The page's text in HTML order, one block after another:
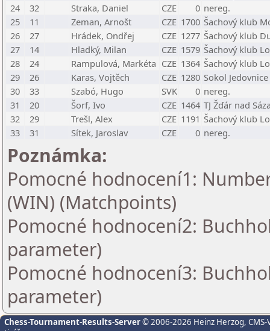
24
32 Straka, Daniel CZE 0 nereg.
25
11 Zeman, Arnošt CZE 1700 Šachový klub
26
27 Hrádek, Ondřej CZE 1277 Šachový klub
27
14 Hladký, Milan CZE 1579 Šachový klub
28
24 Rampulová, Markéta CZE 1364 Šachový klub
29
26 Karas, Vojtěch CZE 1280 Sokol Jedovnice
30
33 Szabó, Hugo SVK 0 nereg.
31
20 Šorf, Ivo CZE 1464 TJ Žďár nad
32
29 Trešl, Alex CZE 1191 Šachový klub
33
31 Sítek, Jaroslav CZE 0 nereg.
Poznámka:
Pomocné hodnocení1:
(WIN) (Matchpoints)
Pomocné hodnocení2:
parameter)
Pomocné hodnocení3:
parameter)
Chess-Tournament-Results-Server© 2006-2026 Heinz Herzog,